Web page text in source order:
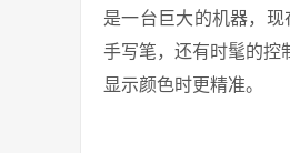
是一台巨大的机器，现
手写笔，还有时髦的控
显示颜色时更精准。